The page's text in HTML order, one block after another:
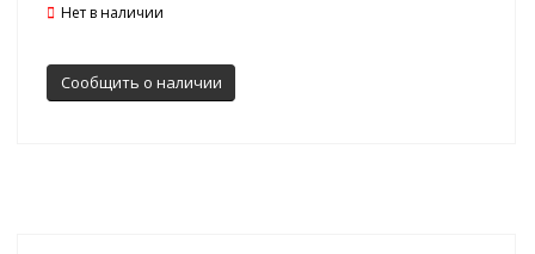
Нет в наличии
Сообщить о наличии